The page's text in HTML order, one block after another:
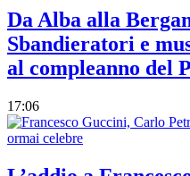
Da Alba alla
Sbandieratori e
al compleanno del
17:06